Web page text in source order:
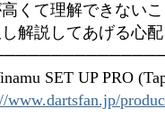
くて理解できない
解説してあげる心
SET UP PRO
www.dartsfan.jp/